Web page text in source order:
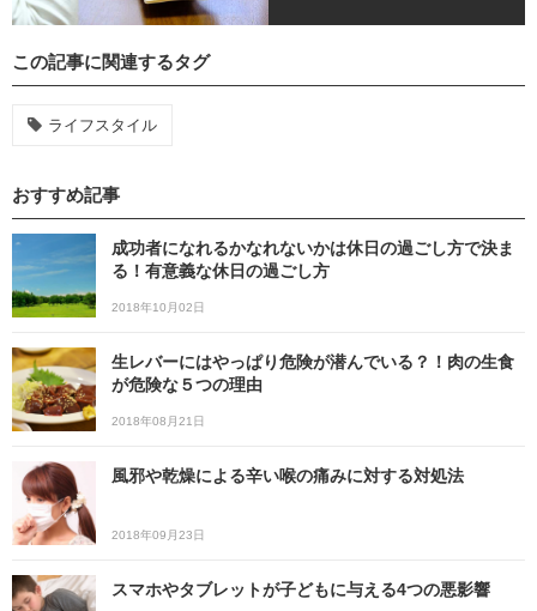
この記事に関連するタグ
ライフスタイル
おすすめ記事
成功者になれるかなれないかは休日の過ごし方で決ま
る！有意義な休日の過ごし方
2018年10月02日
生レバーにはやっぱり危険が潜んでいる？！肉の生食
が危険な５つの理由
2018年08月21日
風邪や乾燥による辛い喉の痛みに対する対処法
2018年09月23日
スマホやタブレットが子どもに与える4つの悪影響